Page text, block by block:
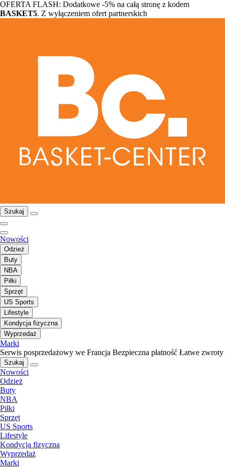
OFERTA FLASH: Dodatkowe -5% na całą stronę z kodem
BASKET5. Z wyłączeniem ofert partnerskich
Szukaj
Nowości
Odzież
Buty
NBA
Piłki
Sprzęt
US Sports
Lifestyle
Kondycja fizyczna
Wyprzedaż
Marki
Serwis posprzedażowy we Francja Bezpieczna płatność Łatwe zwroty
Szukaj
Nowości
Odzież
Buty
NBA
Piłki
Sprzęt
US Sports
Lifestyle
Kondycja fizyczna
Wyprzedaż
Marki